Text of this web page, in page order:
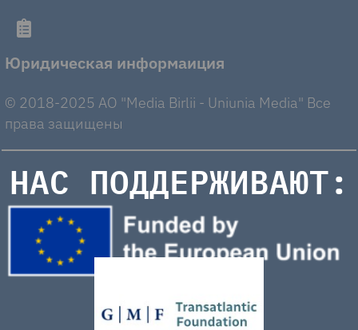
Юридическая информаиция
© 2018-2025 AO "Media Birlii - Uniunia Media" Все
права защищены
НАС ПОДДЕРЖИВАЮТ: